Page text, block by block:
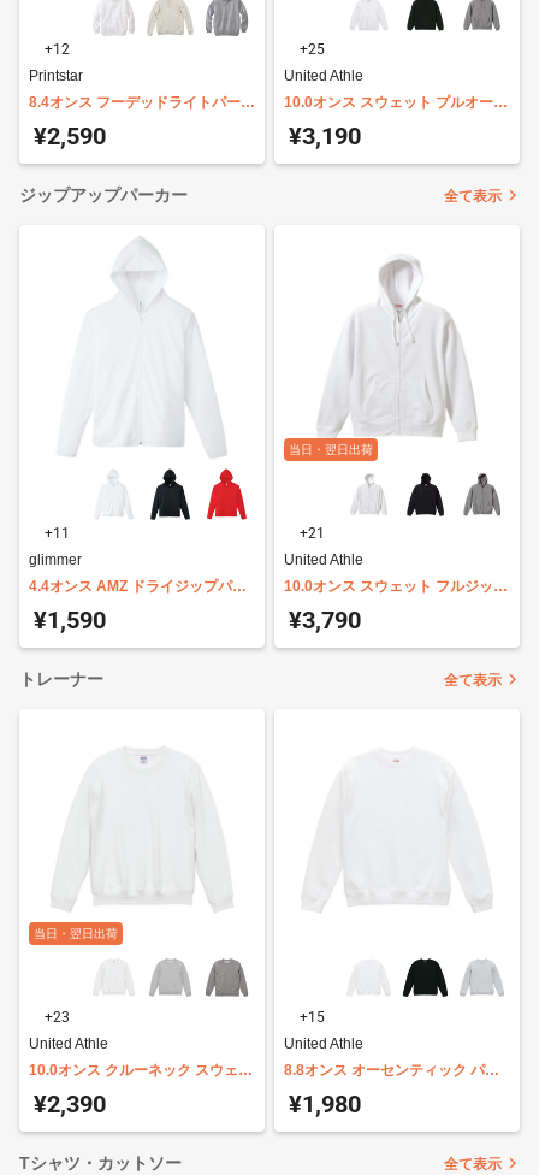
+12
Printstar
8.4オンス フーデッドライトパーカ
ー 裏パイル Printstar 00216-MLH
¥2,590
+25
United Athle
10.0オンス スウェット プルオーバ
ー パーカ (裏パイル) 5214-01
¥3,190
ジップアップパーカー 全て表示
+11
glimmer
4.4オンス AMZ ドライジップパー
カー 00338-AMZ
¥1,590
当日・翌日出荷
+21
United Athle
10.0オンス スウェット フルジップ
パーカ 裏パイル United Athle
5213-01
¥3,790
トレーナー 全て表示
当日・翌日出荷
+23
United Athle
10.0オンス クルーネック スウェッ
ト 裏パイル United Athle 5044-01
¥2,390
+15
United Athle
8.8オンス オーセンティック パイ
ル クルーネック スウェット(裏パ
イル) 5399-01
¥1,980
Tシャツ・カットソー 全て表示